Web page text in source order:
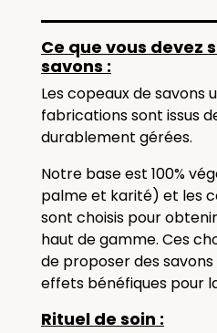
Ce que vous devez
savons :
Les copeaux de savons
fabrications sont issus
durablement gérées.
Notre base est 100%
palme et karité) et les
sont choisis pour
haut de gamme. Ces
de proposer des
effets bénéfiques pour
Rituel de soin :